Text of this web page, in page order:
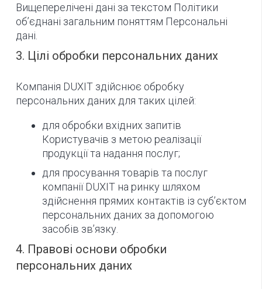
Вищеперелічені дані за текстом Політики
об’єднані загальним поняттям Персональні
дані.
3. Цілі обробки персональних даних
Компанія DUXIT здійснює обробку
персональних даних для таких цілей:
для обробки вхідних запитів
Користувачів з метою реалізації
продукції та надання послуг;
для просування товарів та послуг
компанії DUXIT на ринку шляхом
здійснення прямих контактів із суб’єктом
персональних даних за допомогою
засобів зв’язку.
4. Правові основи обробки
персональних даних